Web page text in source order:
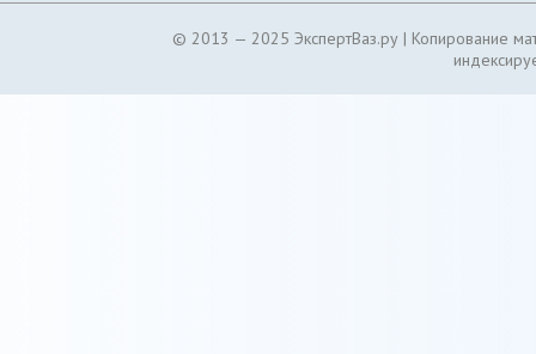
© 2013 — 2025 ЭкспертВаз.ру | Копирование